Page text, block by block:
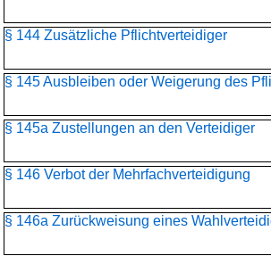
§ 144 Zusätzliche Pflichtverteidiger
§ 145 Ausbleiben oder Weigerung des
§ 145a Zustellungen an den Verteidiger
§ 146 Verbot der Mehrfachverteidigung
§ 146a Zurückweisung eines